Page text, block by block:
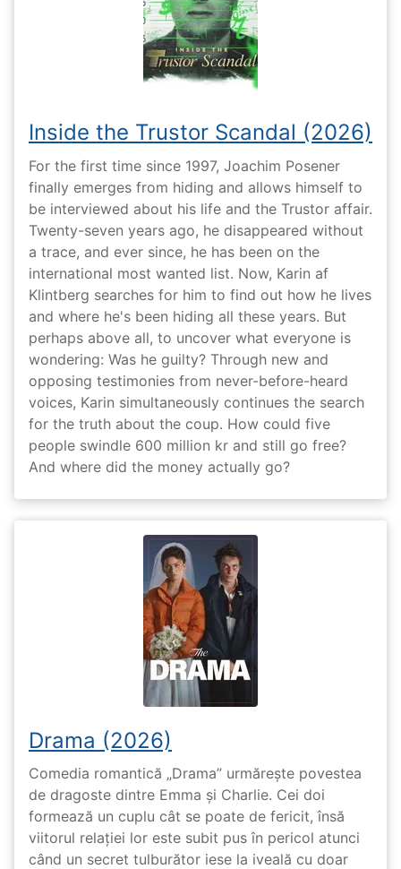
Inside the Trustor Scandal (2026)
For the first time since 1997, Joachim Posener
finally emerges from hiding and allows himself to
be interviewed about his life and the Trustor affair.
Twenty-seven years ago, he disappeared without
a trace, and ever since, he has been on the
international most wanted list. Now, Karin af
Klintberg searches for him to find out how he lives
and where he's been hiding all these years. But
perhaps above all, to uncover what everyone is
wondering: Was he guilty? Through new and
opposing testimonies from never-before-heard
voices, Karin simultaneously continues the search
for the truth about the coup. How could five
people swindle 600 million kr and still go free?
And where did the money actually go?
Drama (2026)
Comedia romantică „Drama” urmărește povestea
de dragoste dintre Emma și Charlie. Cei doi
formează un cuplu cât se poate de fericit, însă
viitorul relației lor este subit pus în pericol atunci
când un secret tulburător iese la iveală cu doar